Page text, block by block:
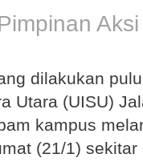
dilakukan
Utara (UISU)
kampus
(21/1) sekitar